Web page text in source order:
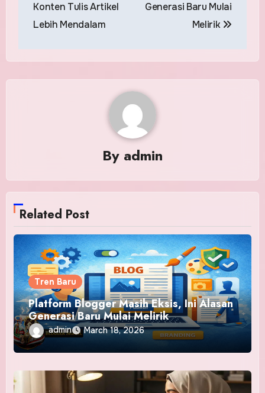
Konten Tulis Artikel
Lebih Mendalam
Generasi Baru Mulai
Melirik
By admin
Related Post
Tren Baru
Platform Blogger Masih Eksis, Ini Alasan
Generasi Baru Mulai Melirik
admin March 18, 2026